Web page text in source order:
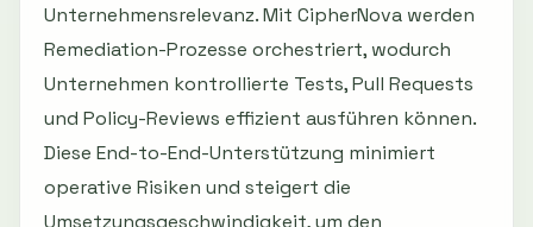
Unternehmensrelevanz. Mit CipherNova werden
Remediation-Prozesse orchestriert, wodurch
Unternehmen kontrollierte Tests, Pull Requests
und Policy-Reviews effizient ausführen können.
Diese End-to-End-Unterstützung minimiert
operative Risiken und steigert die
Umsetzungsgeschwindigkeit, um den